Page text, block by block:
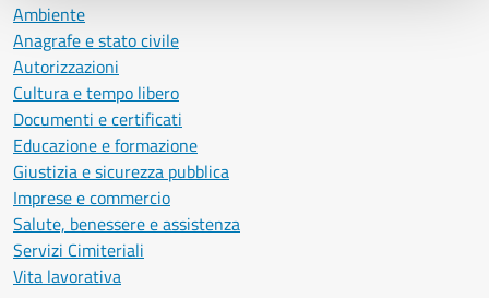
Ambiente
Anagrafe e stato civile
Autorizzazioni
Cultura e tempo libero
Documenti e certificati
Educazione e formazione
Giustizia e sicurezza pubblica
Imprese e commercio
Salute, benessere e assistenza
Servizi Cimiteriali
Vita lavorativa